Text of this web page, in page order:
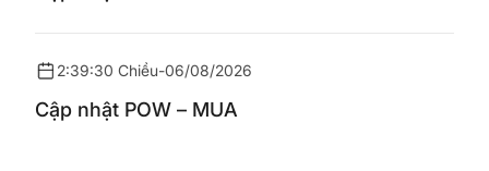
2:39:30 Chiều-06/08/2026
Cập nhật POW – MUA